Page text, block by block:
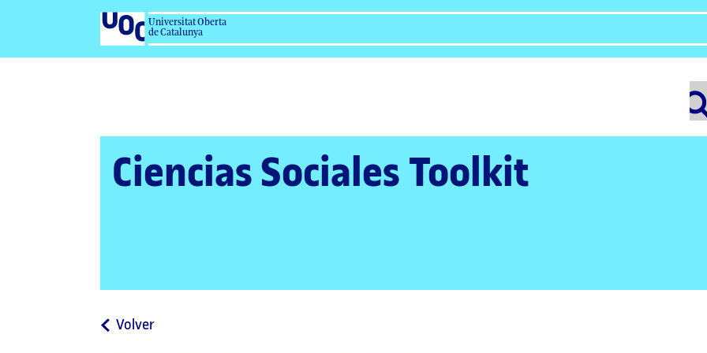
Universitat Oberta
de Catalunya
Ciencias Sociales Toolkit
Volvera